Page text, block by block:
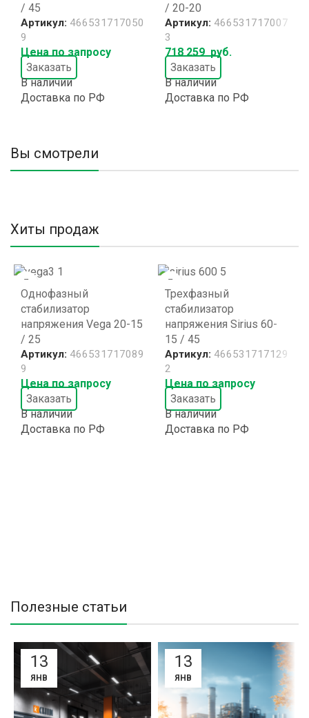
/ 45
Артикул: 466531717050
9
Цена по запросу
Заказать
В наличии
Доставка по РФ
/ 20-20
Артикул: 466531717007
3
718 259 руб.
Заказать
В наличии
Доставка по РФ
Вы смотрели
Хиты продаж
Однофазный
стабилизатор
напряжения Vega 20-15
/ 25
Артикул: 466531717089
9
Цена по запросу
Заказать
В наличии
Доставка по РФ
Трехфазный
стабилизатор
напряжения Sirius 60-
15 / 45
Артикул: 466531717129
2
Цена по запросу
Заказать
В наличии
Доставка по РФ
Полезные статьи
13
ЯНВ
13
ЯНВ